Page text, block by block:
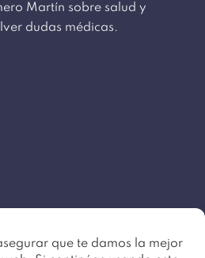
que te damos la mejor
Martín sobre salud y
dudas médicas.